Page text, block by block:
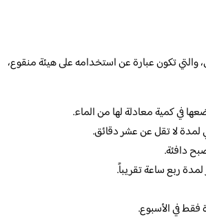
تكون عبارة عن استخدامه على هيئة منقوع،
في كمية معادلة لها من الماء.
لمدة لا تقل عن عشر دقائق.
دافئة.
ربع ساعة تقريباً.
في الأسبوع.